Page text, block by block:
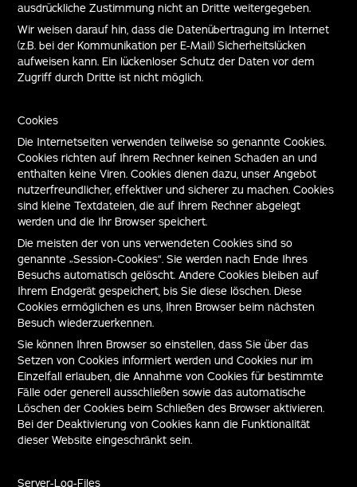
ausdrückliche Zustimmung nicht an Dritte weitergegeben.
Wir weisen darauf hin, dass die Datenübertragung im Internet
(z.B. bei der Kommunikation per E-Mail) Sicherheitslücken
aufweisen kann. Ein lückenloser Schutz der Daten vor dem
Zugriff durch Dritte ist nicht möglich.
Cookies
Die Internetseiten verwenden teilweise so genannte Cookies.
Cookies richten auf Ihrem Rechner keinen Schaden an und
enthalten keine Viren. Cookies dienen dazu, unser Angebot
nutzerfreundlicher, effektiver und sicherer zu machen. Cookies
sind kleine Textdateien, die auf Ihrem Rechner abgelegt
werden und die Ihr Browser speichert.
Die meisten der von uns verwendeten Cookies sind so
genannte „Session-Cookies“. Sie werden nach Ende Ihres
Besuchs automatisch gelöscht. Andere Cookies bleiben auf
Ihrem Endgerät gespeichert, bis Sie diese löschen. Diese
Cookies ermöglichen es uns, Ihren Browser beim nächsten
Besuch wiederzuerkennen.
Sie können Ihren Browser so einstellen, dass Sie über das
Setzen von Cookies informiert werden und Cookies nur im
Einzelfall erlauben, die Annahme von Cookies für bestimmte
Fälle oder generell ausschließen sowie das automatische
Löschen der Cookies beim Schließen des Browser aktivieren.
Bei der Deaktivierung von Cookies kann die Funktionalität
dieser Website eingeschränkt sein.
Server-Log-Files